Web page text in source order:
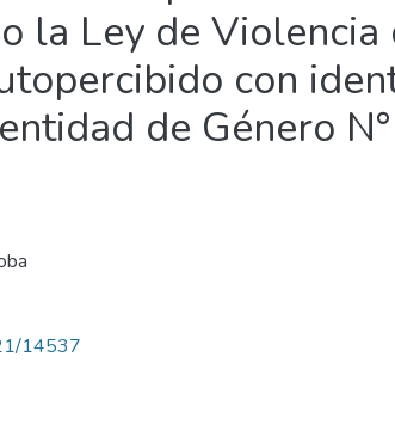
la Ley de Violencia
con
de Género N°
14537